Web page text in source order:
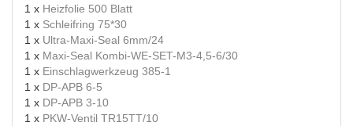
1 x Heizfolie 500 Blatt
1 x Schleifring 75*30
1 x Ultra-Maxi-Seal 6mm/24
1 x Maxi-Seal Kombi-WE-SET-M3-4,5-6/30
1 x Einschlagwerkzeug 385-1
1 x DP-APB 6-5
1 x DP-APB 3-10
1 x PKW-Ventil TR15TT/10